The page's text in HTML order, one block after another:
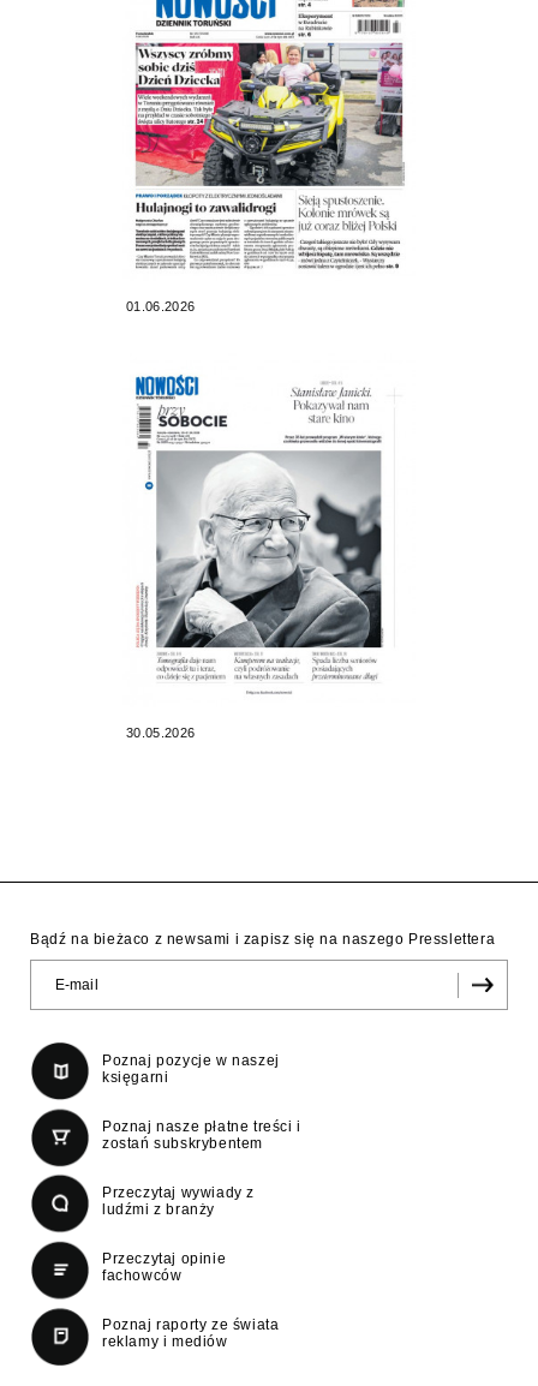
01.06.2026
30.05.2026
Bądź na bieżaco z newsami i zapisz się na naszego Presslettera
Poznaj pozycje w naszej
księgarni
Poznaj nasze płatne treści i
zostań subskrybentem
Przeczytaj wywiady z
ludźmi z branży
Przeczytaj opinie
fachowców
Poznaj raporty ze świata
reklamy i mediów